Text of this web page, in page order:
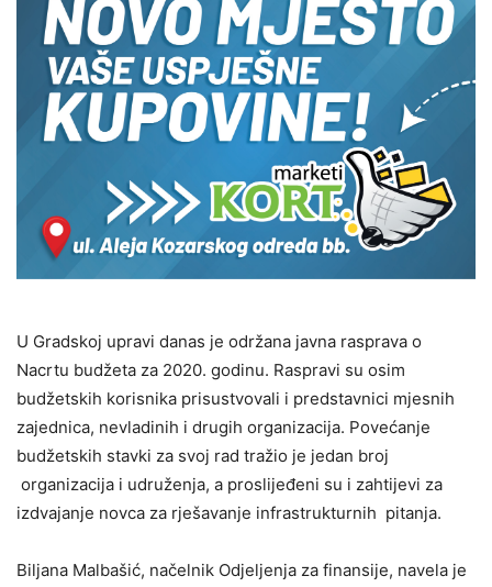
U Gradskoj upravi danas je održana javna rasprava o
Nacrtu budžeta za 2020. godinu. Raspravi su osim
budžetskih korisnika prisustvovali i predstavnici mjesnih
zajednica, nevladinih i drugih organizacija. Povećanje
budžetskih stavki za svoj rad tražio je jedan broj
organizacija i udruženja, a proslijeđeni su i zahtijevi za
izdvajanje novca za rješavanje infrastrukturnih pitanja.
Biljana Malbašić, načelnik Odjeljenja za finansije, navela je